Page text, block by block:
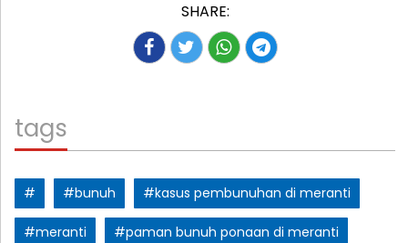
SHARE:
tags
# #bunuh #kasus pembunuhan di meranti
#meranti #paman bunuh ponaan di meranti